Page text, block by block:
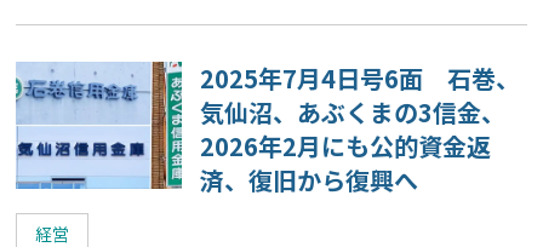
2025年7月4日号6面 石巻、
気仙沼、あぶくまの3信金、
2026年2月にも公的資金返
済、復旧から復興へ
経営